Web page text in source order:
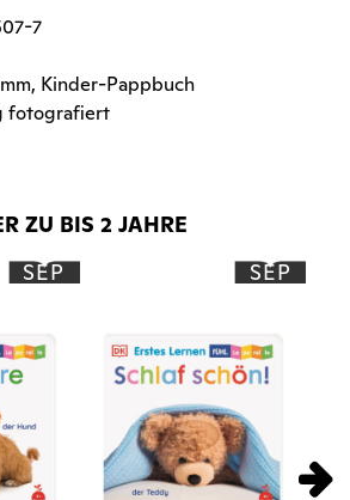
7
mm, Kinder-Pappbuch
fotografiert
ZU BIS 2 JAHRE
SEP
SEP